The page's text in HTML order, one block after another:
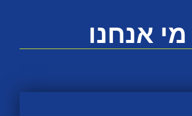
מי אנחנו